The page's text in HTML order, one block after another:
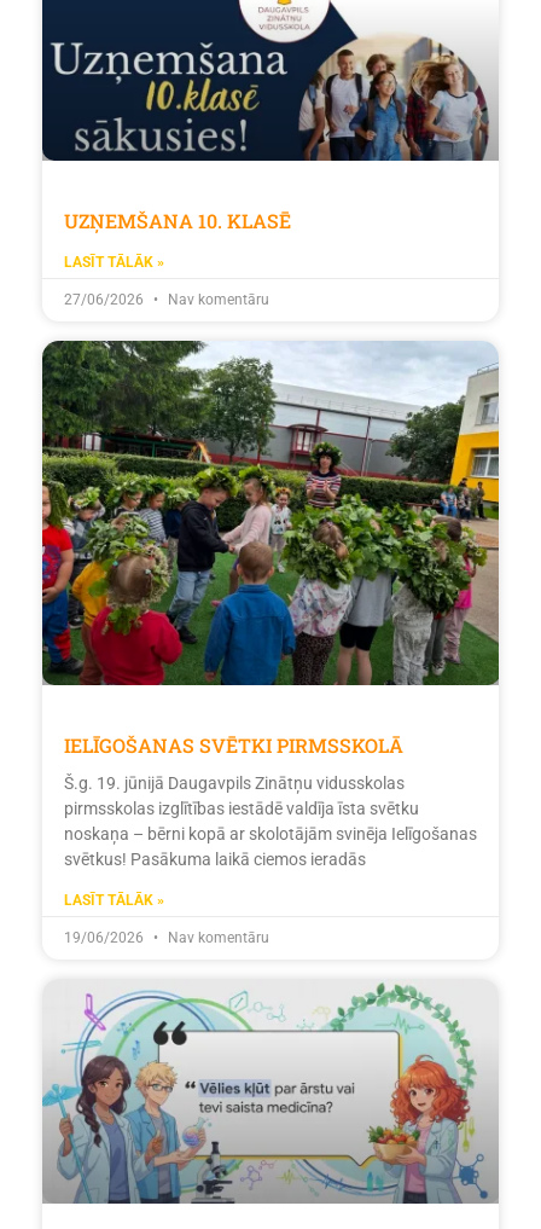
UZŅEMŠANA 10. KLASĒ
LASĪT TĀLĀK »
27/06/2026 Nav komentāru
IELĪGOŠANAS SVĒTKI PIRMSSKOLĀ
Š.g. 19. jūnijā Daugavpils Zinātņu vidusskolas
pirmsskolas izglītības iestādē valdīja īsta svētku
noskaņa – bērni kopā ar skolotājām svinēja Ielīgošanas
svētkus! Pasākuma laikā ciemos ieradās
LASĪT TĀLĀK »
19/06/2026 Nav komentāru